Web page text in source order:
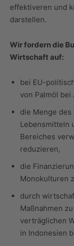
effektiveren und
darstellen.
Wir fordern die
Wirtschaft auf:
bei EU-
von Palmöl
die Menge
Lebensmitteln
Bereiches
reduzieren,
die
Monokulturen
durch
Maßnahmen
verträglichen
in Indonesien